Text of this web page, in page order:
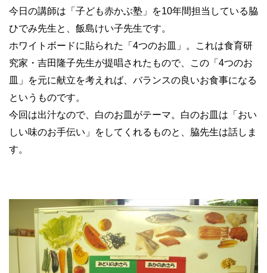
今日の講師は「子ども赤かぶ塾」を10年間担当している脇
ひでみ先生と、飯島けい子先生です。
ホワイトボードに貼られた「4つのお皿」。これは食育研
究家・吉田隆子先生が提唱されたもので、この「4つのお
皿」を元に献立を考えれば、バランスの良いお食事になる
というものです。
今回は出汁なので、白のお皿がテーマ。白のお皿は「おい
しい味のお手伝い」をしてくれるものと、脇先生は話しま
す。